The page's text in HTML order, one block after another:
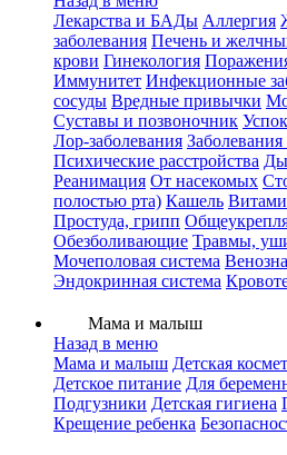
Лекарства и БАДы Аллергия
заболевания Печень и
крови Гинекология
Иммунитет Инфекционные
сосуды Вредные привычки
Суставы и позвоночник
Лор-заболевания Заболевания
Психические расстройства
Реанимация От насекомых
полостью рта) Кашель
Простуда, грипп
Обезболивающие Травмы,
Мочеполовая система
Эндокринная система
Мама и малыш
Назад в меню
Мама и малыш Детская
Детское питание Для
Подгузники Детская гигиена
Крещение ребенка